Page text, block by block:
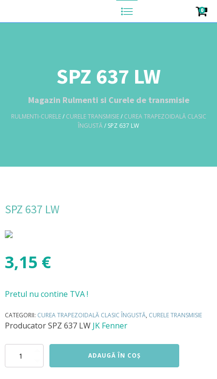
0
SPZ 637 LW
Magazin Rulmenti si Curele de transmisie
RULMENTI-CURELE/ CURELE TRANSMISIE/ CUREA TRAPEZOIDALĂ CLASIC
ÎNGUSTĂ/ SPZ 637 LW
SPZ 637 LW
3,15 €
Pretul nu contine TVA !
CATEGORII: CUREA TRAPEZOIDALĂ CLASIC ÎNGUSTĂ, CURELE TRANSMISIE
ProducatorSPZ 637 LW JK Fenner
Cantitate
ADAUGĂ ÎN COȘ